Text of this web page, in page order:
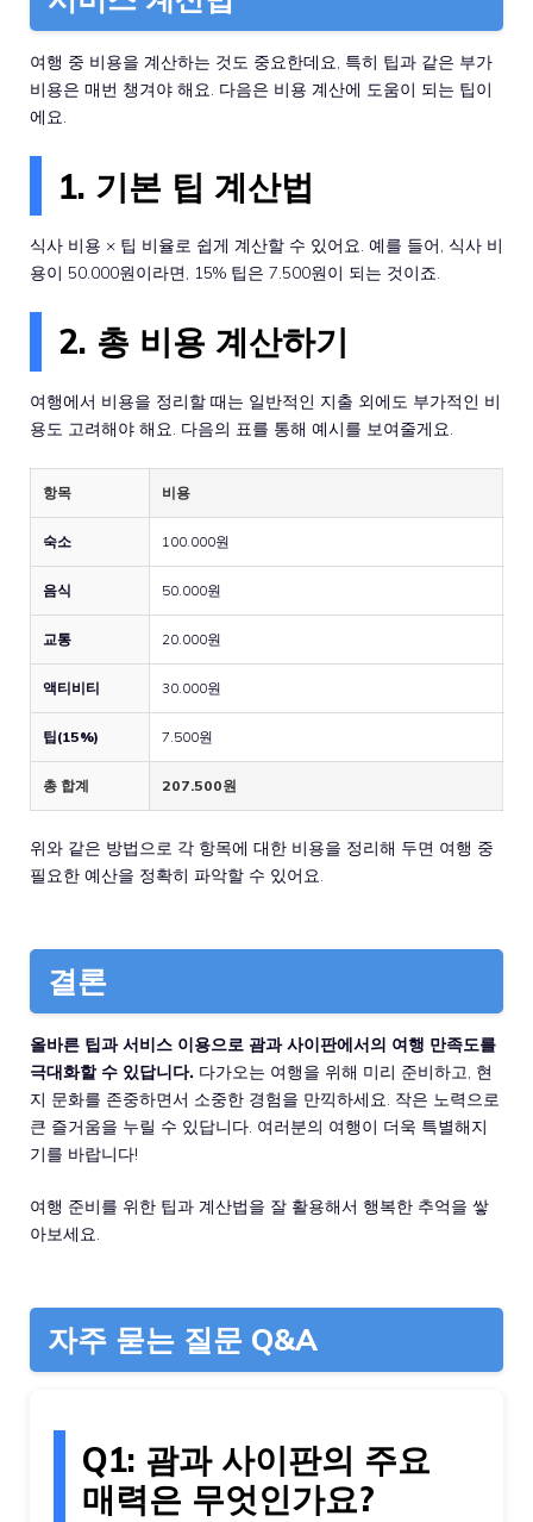
여행 중 비용을 계산하는 것도 중요한데요, 특히 팁과 같은 부가
비용은 매번 챙겨야 해요. 다음은 비용 계산에 도움이 되는 팁이
에요.
1. 기본 팁 계산법
식사 비용 × 팁 비율로 쉽게 계산할 수 있어요. 예를 들어, 식사 비
용이 50.000원이라면, 15% 팁은 7.500원이 되는 것이죠.
2. 총 비용 계산하기
여행에서 비용을 정리할 때는 일반적인 지출 외에도 부가적인 비
용도 고려해야 해요. 다음의 표를 통해 예시를 보여줄게요.
항목 비용
숙소 100.000원
음식 50.000원
교통 20.000원
액티비티 30.000원
팁(15%) 7.500원
총 합계 207.500원
위와 같은 방법으로 각 항목에 대한 비용을 정리해 두면 여행 중
필요한 예산을 정확히 파악할 수 있어요.
결론
올바른 팁과 서비스 이용으로 괌과 사이판에서의 여행 만족도를
극대화할 수 있답니다. 다가오는 여행을 위해 미리 준비하고, 현
지 문화를 존중하면서 소중한 경험을 만끽하세요. 작은 노력으로
큰 즐거움을 누릴 수 있답니다. 여러분의 여행이 더욱 특별해지
기를 바랍니다!
여행 준비를 위한 팁과 계산법을 잘 활용해서 행복한 추억을 쌓
아보세요.
자주 묻는 질문 Q&A
Q1: 괌과 사이판의 주요
매력은 무엇인가요?